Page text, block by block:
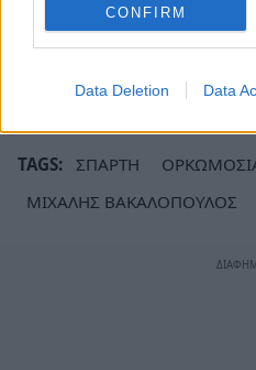
CONFIRM
Data Deletion Data
Ακολουθήστε το
όλες τις
TAGS: ΣΠΑΡΤΗ
ΜΙΧΑΛΗΣ ΒΑΚΑΛΟΠΟΥΛΟΣ